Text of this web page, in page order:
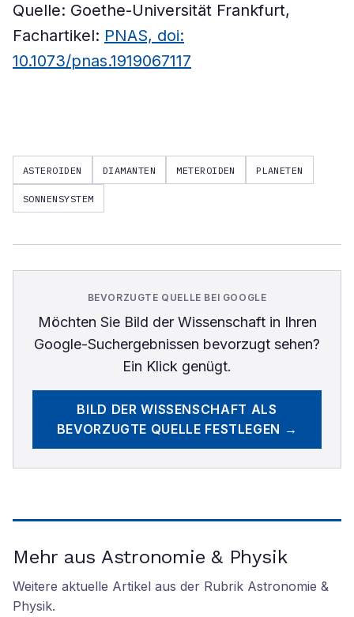
Quelle: Goethe-Universität Frankfurt,
Fachartikel: PNAS, doi:
10.1073/pnas.1919067117
ASTEROIDEN DIAMANTEN METEROIDEN PLANETEN
SONNENSYSTEM
BEVORZUGTE QUELLE BEI GOOGLE
Möchten Sie Bild der Wissenschaftin Ihren
Google-Suchergebnissen bevorzugt sehen?
Ein Klick genügt.
BILD DER WISSENSCHAFT ALS
BEVORZUGTE QUELLE FESTLEGEN →
Mehr aus Astronomie & Physik
Weitere aktuelle Artikel aus der Rubrik Astronomie &
Physik.